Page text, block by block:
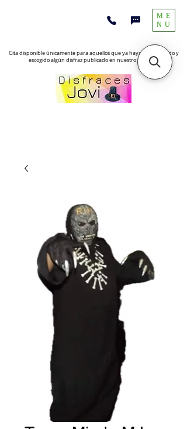
Cita disponible únicamente para aquellos que ya hayan encontrado y
escogido algún disfraz publicado en nuestro sitio web
ME
NU